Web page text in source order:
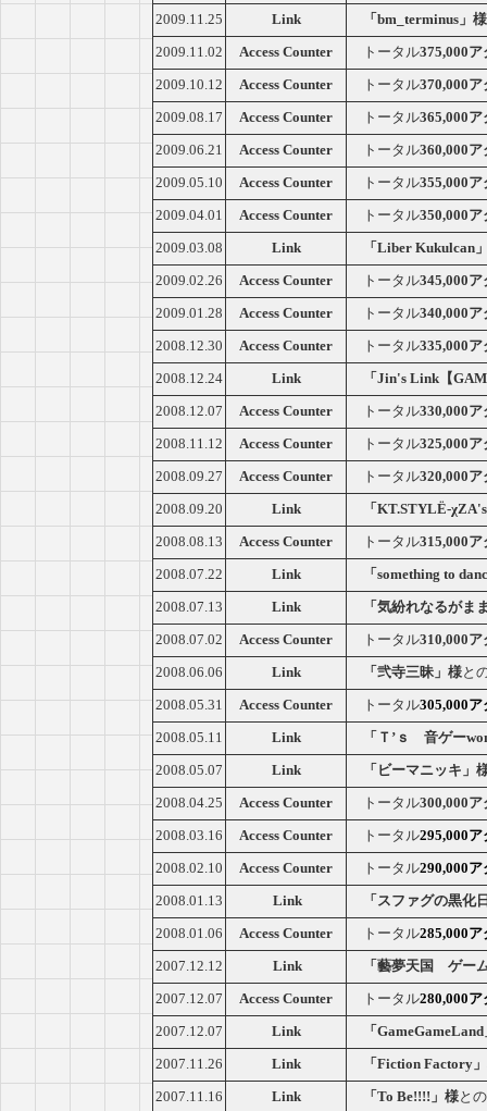
2009.11.25 Link 「bm_terminus」様
2009.11.02 Access Counter トータル375,000
2009.10.12 Access Counter トータル370,000
2009.08.17 Access Counter トータル365,000
2009.06.21 Access Counter トータル360,000
2009.05.10 Access Counter トータル355,000
2009.04.01 Access Counter トータル350,000
2009.03.08 Link 「Liber Kukulcan
2009.02.26 Access Counter トータル345,000
2009.01.28 Access Counter トータル340,000
2008.12.30 Access Counter トータル335,000
2008.12.24 Link 「Jin's Link【
2008.12.07 Access Counter トータル330,000
2008.11.12 Access Counter トータル325,000
2008.09.27 Access Counter トータル320,000
2008.09.20 Link 「KT.STYLЁ-
2008.08.13 Access Counter トータル315,000
2008.07.22 Link 「something to
2008.07.13 Link 「気紛れなるがま
2008.07.02 Access Counter トータル310,000
2008.06.06 Link 「弐寺三昧」様と
2008.05.31 Access Counter トータル305,000
2008.05.11 Link 「Ｔ’ｓ 音ゲー
2008.05.07 Link 「ビーマニッキ」
2008.04.25 Access Counter トータル300,000
2008.03.16 Access Counter トータル295,000
2008.02.10 Access Counter トータル290,000
2008.01.13 Link 「スファグの黒化
2008.01.06 Access Counter トータル285,000
2007.12.12 Link 「藝夢天国 ゲー
2007.12.07 Access Counter トータル280,000
2007.12.07 Link 「
2007.11.26 Link 「Fiction Factory
2007.11.16 Link 「To Be!!!!」様と